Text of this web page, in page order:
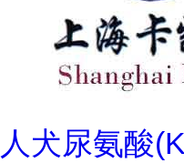
人犬尿氨酸